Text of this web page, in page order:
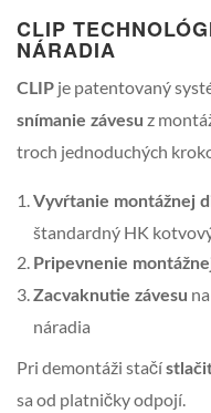
CLIP
NÁRADIA
CLIP je patentovaný
snímanie závesu z
troch jednoduchých
Vyvŕtanie montážnej
štandardný HK
Pripevnenie
Zacvaknutie závesu
náradia
Pri demontáži stačí
sa od platničky odpojí.